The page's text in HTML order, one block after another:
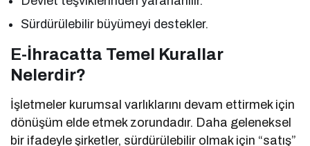
Sürdürülebilir büyümeyi destekler.
E-İhracatta Temel Kurallar
Nelerdir?
İşletmeler kurumsal varlıklarını devam ettirmek için
dönüşüm elde etmek zorundadır. Daha geleneksel
bir ifadeyle şirketler, sürdürülebilir olmak için “satış”